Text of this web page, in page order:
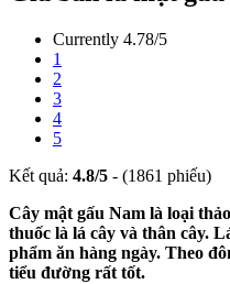
Currently 4.78/5
1
2
3
4
5
Kết quả: 4.8/5 - (1861 phiếu)
Cây mật gấu Nam là loại
thuốc là lá cây và thân cây.
phẩm ăn hàng ngày. Theo
tiểu đường rất tốt.